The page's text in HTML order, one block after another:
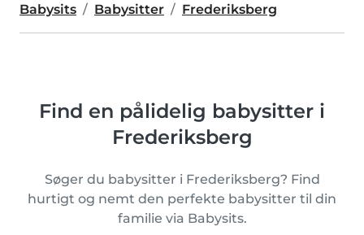
Babysits Babysitter Frederiksberg
Find en pålidelig babysitter i
Frederiksberg
Søger du babysitter i Frederiksberg? Find
hurtigt og nemt den perfekte babysitter til din
familie via Babysits.